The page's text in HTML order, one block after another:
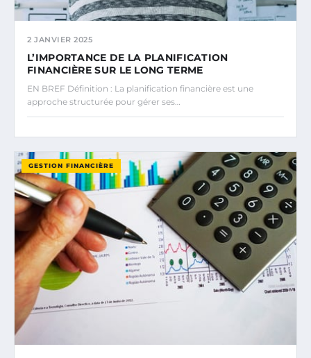
2 JANVIER 2025
L’IMPORTANCE DE LA PLANIFICATION
FINANCIÈRE SUR LE LONG TERME
EN BREF Définition : La planification financière est une
approche structurée pour gérer ses…
GESTION FINANCIÈRE